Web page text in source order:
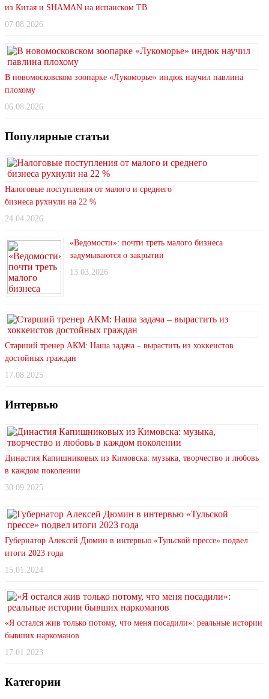
из Китая и SHAMAN на испанском ТВ
07.08.2026
В новомосковском зоопарке «Лукоморье» индюк научил павлина
плохому
06.08.2026
Популярные статьи
Налоговые поступления от малого и среднего
бизнеса рухнули на 22 %
24.04.2026
«Ведомости»: почти треть малого бизнеса
задумываются о закрытии
13.03.2026
Старший тренер АКМ: Наша задача – вырастить из хоккеистов
достойных граждан
17.08.2025
Интервью
Династия Капишниковых из Кимовска: музыка, творчество и любовь
в каждом поколении
30.09.2025
Губернатор Алексей Дюмин в интервью «Тульской прессе» подвел
итоги 2023 года
15.01.2024
«Я остался жив только потому, что меня посадили»: реальные истории
бывших наркоманов
17.01.2023
Категории